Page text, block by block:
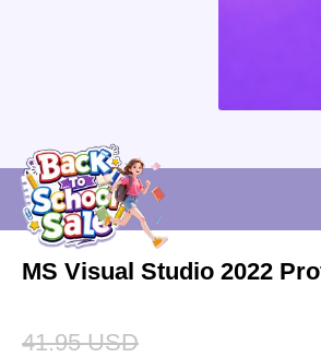
MS Visual Studio 2022
41.95 USD